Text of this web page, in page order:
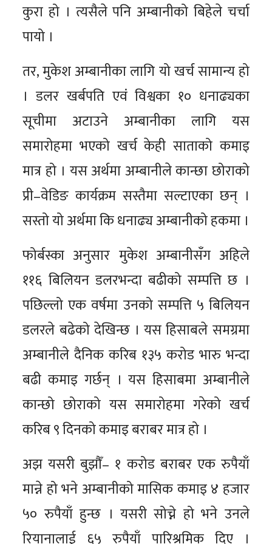
कुरा हो । त्यसैले पनि अम्बानीको बिहेले चर्चा
पायो ।
तर, मुकेश अम्बानीका लागि यो खर्च सामान्य हो
। डलर खर्बपति एवं विश्वका १० धनाढ्यका
सूचीमा अटाउने अम्बानीका लागि यस
समारोहमा भएको खर्च केही साताको कमाइ
मात्र हो । यस अर्थमा अम्बानीले कान्छा छोराको
प्री–वेडिङ कार्यक्रम सस्तैमा सल्टाएका छन् ।
सस्तो यो अर्थमा कि धनाढ्य अम्बानीको हकमा ।
फोर्बस्का अनुसार मुकेश अम्बानीसँग अहिले
११६ बिलियन डलरभन्दा बढीको सम्पत्ति छ ।
पछिल्लो एक वर्षमा उनको सम्पत्ति ५ बिलियन
डलरले बढेको देखिन्छ । यस हिसाबले समग्रमा
अम्बानीले दैनिक करिब १३५ करोड भारु भन्दा
बढी कमाइ गर्छन् । यस हिसाबमा अम्बानीले
कान्छो छोराको यस समारोहमा गरेको खर्च
करिब ९ दिनको कमाइ बराबर मात्र हो ।
अझ यसरी बुझौँ– १ करोड बराबर एक रुपैयाँ
मान्ने हो भने अम्बानीको मासिक कमाइ ४ हजार
५० रुपैयाँ हुन्छ । यसरी सोच्ने हो भने उनले
रियानालाई ६५ रुपैयाँ पारिश्रमिक दिए ।